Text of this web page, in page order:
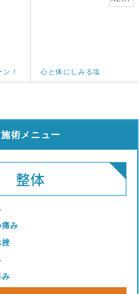
！ 心と体にしみる塩
施術メニュー
み